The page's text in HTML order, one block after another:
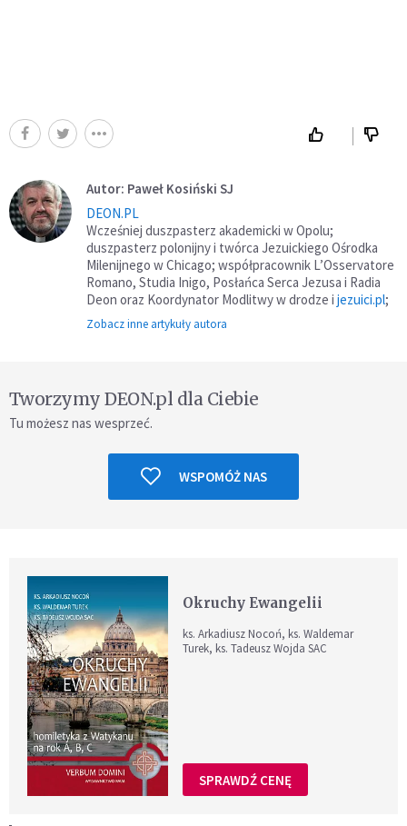
Autor: Paweł Kosiński SJ
DEON.PL
Wcześniej duszpasterz akademicki w Opolu;
duszpasterz polonijny i twórca Jezuickiego Ośrodka
Milenijnego w Chicago; współpracownik L’Osservatore
Romano, Studia Inigo, Posłańca Serca Jezusa i Radia
Deon oraz Koordynator Modlitwy w drodze i jezuici.pl;
Zobacz inne artykuły autora
Tworzymy DEON.pl dla Ciebie
Tu możesz nas wesprzeć.
WSPOMÓŻ NAS
Okruchy Ewangelii
ks. Arkadiusz Nocoń, ks. Waldemar
Turek, ks. Tadeusz Wojda SAC
SPRAWDŹ CENĘ